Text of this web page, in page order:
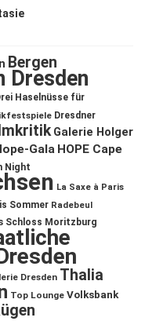
Bergen
Dresden
Haselnüsse für
Dresdner
Galerie Holger
Gala HOPE Cape
Night
La Saxe à Paris
Sommer Radebeul
Schloss Moritzburg
Dresden Thalia
Top Lounge Volksbank